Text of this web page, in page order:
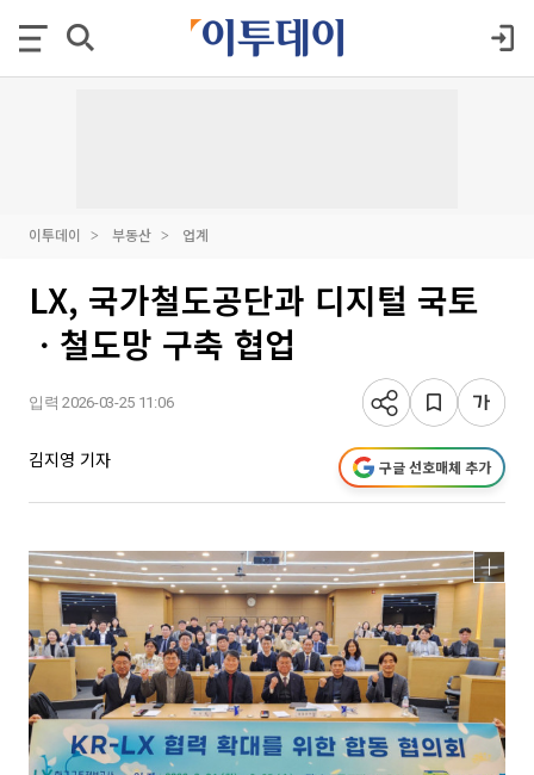
이투데이 부동산 업계
LX, 국가철도공단과 디지털 국토
ㆍ철도망 구축 협업
입력 2026-03-25 11:06
김지영 기자 구글 선호매체 추가